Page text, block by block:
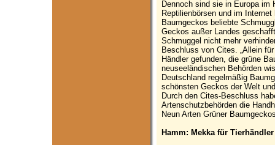
Dennoch sind sie in Europa im
Reptilienbörsen und im
Baumgeckos beliebte
Geckos außer Landes
Schmuggel nicht mehr
Beschluss von Cites. „Allein
Händler gefunden, die grüne
neuseeländischen Behörden
Deutschland regelmäßig
schönsten Geckos der Welt
Durch den Cites-Beschluss
Artenschutzbehörden die
Neun Arten Grüner
Hamm: Mekka für Tierhändler